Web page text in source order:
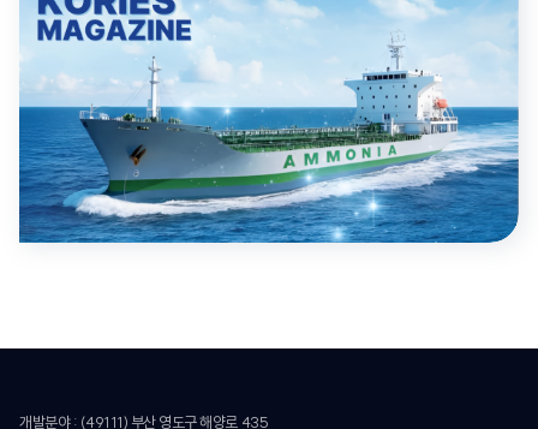
개발분야 : (49111) 부산 영도구 해양로 435